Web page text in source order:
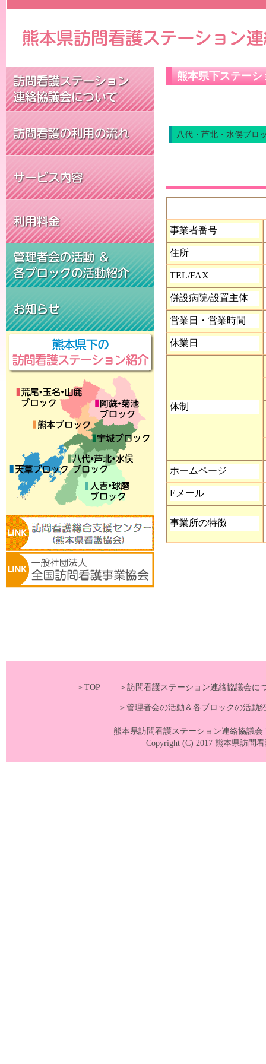
熊本県下ステーシ
八代・芦北・水俣ブロ
事業者番号
住所
TEL/FAX
併設病院/設置主体
営業日・営業時間
休業日
体制
ホームページ
E メール
事業所の特徴
＞TOP ＞訪問看護ステーション連絡協議会に
＞管理者会の活動＆各ブロックの活動
熊本県訪問看護ステーション連絡協議会
Copyright (C) 2017 熊本県訪問